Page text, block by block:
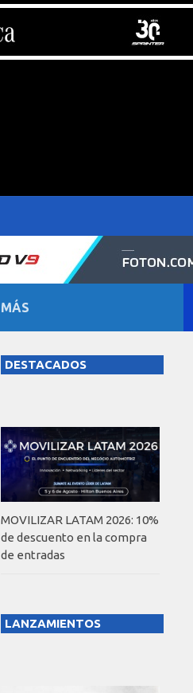
MÁS
DESTACADOS
MOVILIZAR LATAM 2026: 10%
de descuento en la compra
de entradas
LANZAMIENTOS